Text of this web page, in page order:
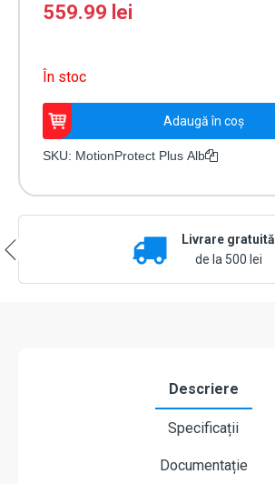
559.99 lei
În stoc
Cantitate
Detector
Wireless
Adaugă în coș
SKU: MotionProtect Plus Alb
Livrare gratuită
de la 500 lei
Descriere
Specificații
Documentație